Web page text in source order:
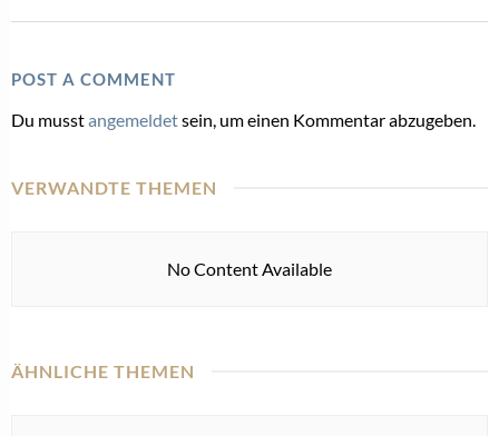
POST A COMMENT
Du musstangemeldetsein, um einen Kommentar abzugeben.
VERWANDTE THEMEN
No Content Available
ÄHNLICHE THEMEN